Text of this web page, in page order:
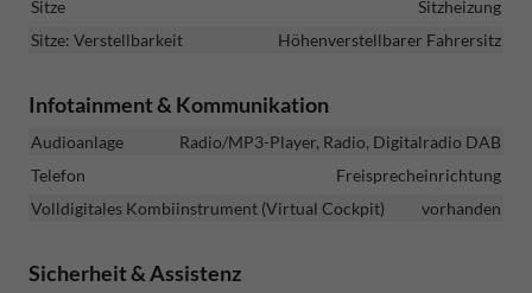
Sitze
Sitzheizung
Sitze: Verstellbarkeit
Höhenverstellbarer Fahrersitz
Infotainment & Kommunikation
Audioanlage
Radio/MP3-Player, Radio, Digitalradio DAB
Telefon
Freisprecheinrichtung
Volldigitales Kombiinstrument (Virtual Cockpit)
vorhanden
Sicherheit & Assistenz